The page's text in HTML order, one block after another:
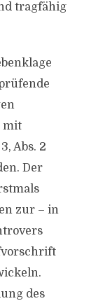
tragfähig
mit
Abs. 2
Der
zur – in
des